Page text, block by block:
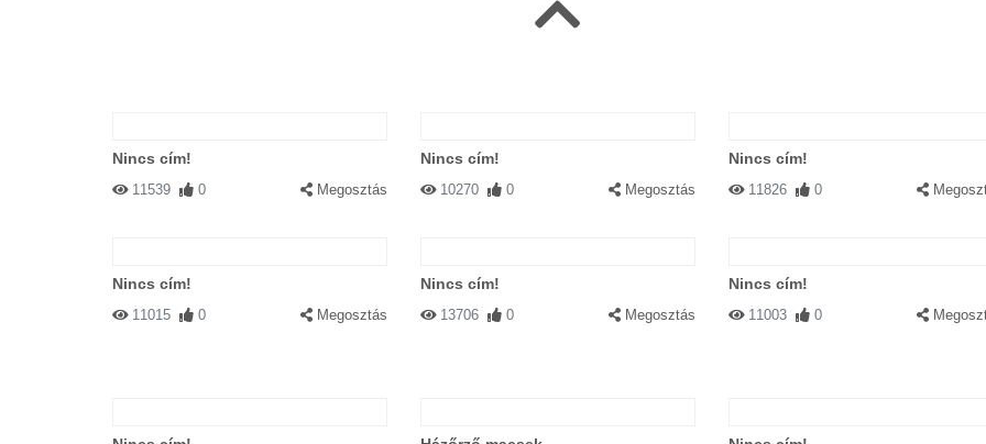
Nincs cím!
11539 0 Megosztás
Nincs cím!
10270 0 Megosztás
Nincs cím!
11826 0
Nincs cím!
11015 0 Megosztás
Nincs cím!
13706 0 Megosztás
Nincs cím!
11003 0